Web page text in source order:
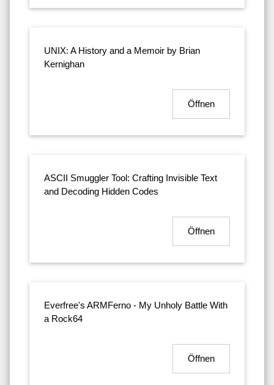
UNIX: A History and a Memoir by Brian
Kernighan
Öffnen
ASCII Smuggler Tool: Crafting Invisible Text
and Decoding Hidden Codes
Öffnen
Everfree's ARMFerno - My Unholy Battle With
a Rock64
Öffnen